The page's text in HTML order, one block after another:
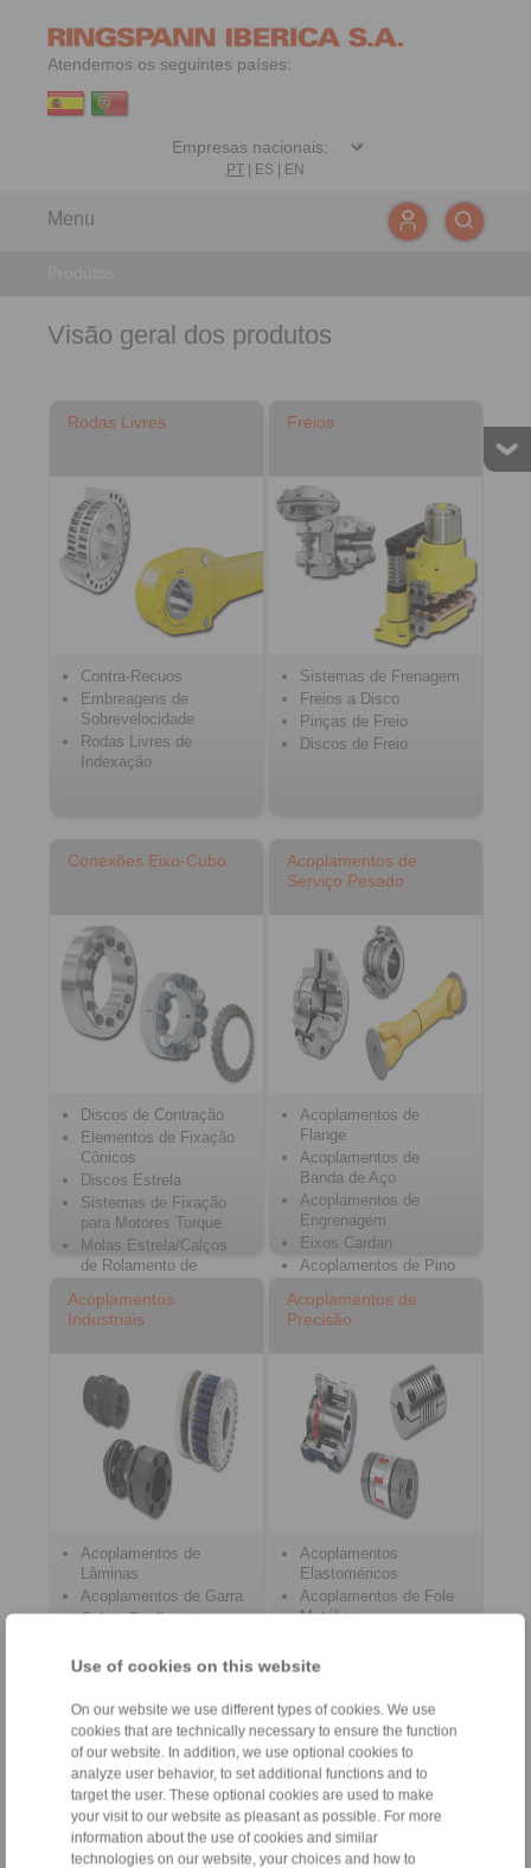
Use of cookies on this website
On our website we use different types of cookies. We use
cookies that are technically necessary to ensure the function
of our website. In addition, we use optional cookies to
analyze user behavior, to set additional functions and to
target the user. These optional cookies are used to make
your visit to our website as pleasant as possible. For more
information about the use of cookies and similar
technologies on our website, your choices and how to
Atendemos os seguintes países:
PT| ES EN
Menu
Visão geral dos produtos
Rodas Livres
Contra-Recuos
Embreagens de
Sobrevelocidade
Rodas Livres de
Indexação
Freios
Sistemas de Frenagem
Freios a Disco
Pinças de Freio
Discos de Freio
Conexões Eixo-Cubo
Discos de Contração
Elementos de Fixação
Cônicos
Discos Estrela
Sistemas de Fixação
para Motores Torque
Molas Estrela/Calços
de Rolamento de
Acoplamentos de
Serviço Pesado
Acoplamentos de
Flange
Acoplamentos de
Banda de Aço
Acoplamentos de
Engrenagem
Eixos Cardan
Acoplamentos de Pino
Limitadores de Torque
para Serviço Pesado
Acoplamentos
Industriais
Acoplamentos de
Lâminas
Acoplamentos de Garra
Cubos Deslizantes
Flexíveis
Acoplamentos de
Precisão
Acoplamentos
Elastoméricos
Acoplamentos de Fole
Metálico
Intermediário
Helicoidais
Limitadores de Torque
Dispositivos de Fixação
de Precisão
Sistemas de Controle
Remoto RCS®